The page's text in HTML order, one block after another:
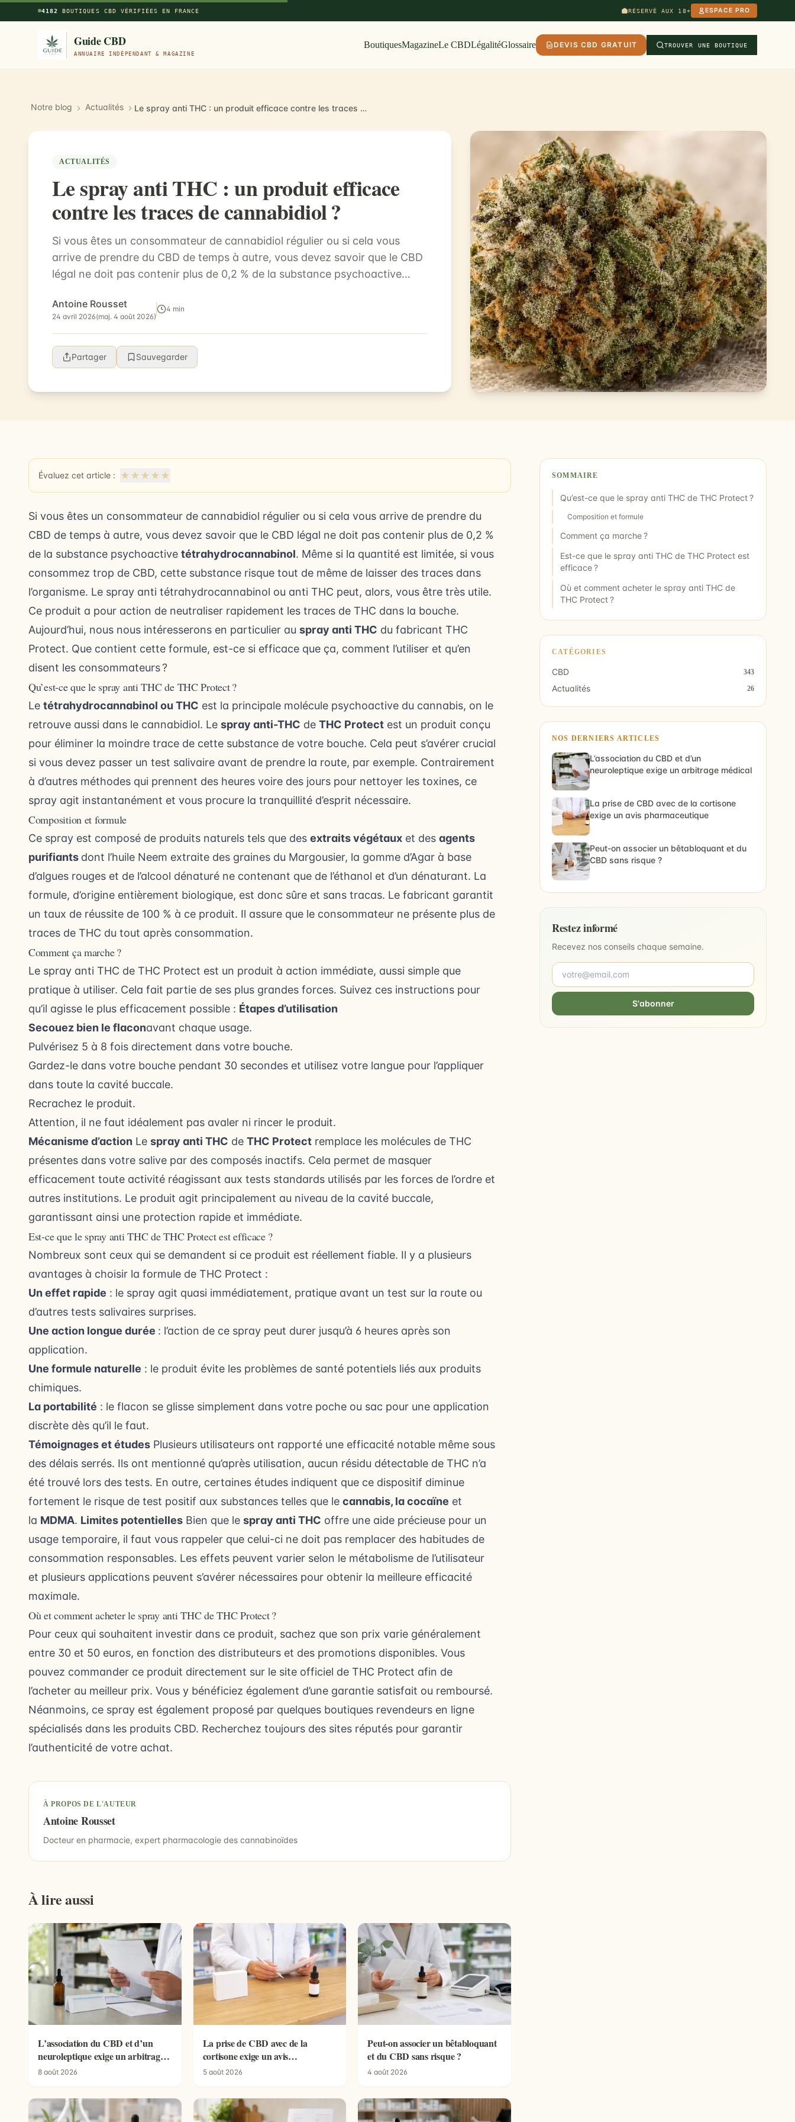
Aller au contenu principal
4182 BOUTIQUES CBD VÉRIFIÉES EN FRANCE RÉSERVÉ AUX 18+ ESPACE PRO
Guide CBD
ANNUAIRE INDÉPENDANT & MAGAZINE
BoutiquesMagazineLe CBDLégalitéGlossaire DEVIS CBD GRATUIT TROUVER UNE BOUTIQUE
Notre blog Actualités Le spray anti THC : un produit efficace contre les traces de cannabidiol ?
ACTUALITÉS
Le spray anti THC : un produit efficace
contre les traces de cannabidiol ?
Si vous êtes un consommateur de cannabidiol régulier ou si cela vous
arrive de prendre du CBD de temps à autre, vous devez savoir que le CBD
légal ne doit pas contenir plus de 0,2 % de la substance psychoactive
Antoine Rousset
24 avril 2026(maj. 4 août 2026)
4 min
Partager Sauvegarder
Évaluez cet article : ★ ★ ★ ★ ★
Si vous êtes un consommateur de cannabidiol régulier ou si cela vous arrive de prendre du
CBD de temps à autre, vous devez savoir que le CBD légal ne doit pas contenir plus de 0,2 %
de la substance psychoactive tétrahydrocannabinol. Même si la quantité est limitée, si vous
consommez trop de CBD, cette substance risque tout de même de laisser des traces dans
l’organisme. Le spray anti tétrahydrocannabinol ou anti THC peut, alors, vous être très utile.
Ce produit a pour action de neutraliser rapidement les traces de THC dans la bouche.
Aujourd’hui, nous nous intéresserons en particulier au spray anti THC du fabricant THC
Protect. Que contient cette formule, est-ce si efficace que ça, comment l’utiliser et qu’en
disent les consommateurs ?
Qu’est-ce que le spray anti THC de THC Protect ?
Le tétrahydrocannabinol ou THC est la principale molécule psychoactive du cannabis, on le
retrouve aussi dans le cannabidiol. Le spray anti-THC de THC Protect est un produit conçu
pour éliminer la moindre trace de cette substance de votre bouche. Cela peut s’avérer crucial
si vous devez passer un test salivaire avant de prendre la route, par exemple. Contrairement
à d’autres méthodes qui prennent des heures voire des jours pour nettoyer les toxines, ce
spray agit instantanément et vous procure la tranquillité d’esprit nécessaire.
Composition et formule
Ce spray est composé de produits naturels tels que des extraits végétaux et des agents
purifiants dont l’huile Neem extraite des graines du Margousier, la gomme d’Agar à base
d’algues rouges et de l’alcool dénaturé ne contenant que de l’éthanol et d’un dénaturant. La
formule, d’origine entièrement biologique, est donc sûre et sans tracas. Le fabricant garantit
un taux de réussite de 100 % à ce produit. Il assure que le consommateur ne présente plus de
traces de THC du tout après consommation.
Comment ça marche ?
Le spray anti THC de THC Protect est un produit à action immédiate, aussi simple que
pratique à utiliser. Cela fait partie de ses plus grandes forces. Suivez ces instructions pour
qu’il agisse le plus efficacement possible : Étapes d’utilisation
Secouez bien le flaconavant chaque usage.
Pulvérisez 5 à 8 fois directement dans votre bouche.
Gardez-le dans votre bouche pendant 30 secondes et utilisez votre langue pour l’appliquer
dans toute la cavité buccale.
Recrachez le produit.
Attention, il ne faut idéalement pas avaler ni rincer le produit.
Mécanisme d’action Le spray anti THC de THC Protect remplace les molécules de THC
présentes dans votre salive par des composés inactifs. Cela permet de masquer
efficacement toute activité réagissant aux tests standards utilisés par les forces de l’ordre et
autres institutions. Le produit agit principalement au niveau de la cavité buccale,
garantissant ainsi une protection rapide et immédiate.
Est-ce que le spray anti THC de THC Protect est efficace ?
Nombreux sont ceux qui se demandent si ce produit est réellement fiable. Il y a plusieurs
avantages à choisir la formule de THC Protect :
Un effet rapide : le spray agit quasi immédiatement, pratique avant un test sur la route ou
d’autres tests salivaires surprises.
Une action longue durée : l’action de ce spray peut durer jusqu’à 6 heures après son
application.
Une formule naturelle : le produit évite les problèmes de santé potentiels liés aux produits
chimiques.
La portabilité : le flacon se glisse simplement dans votre poche ou sac pour une application
discrète dès qu’il le faut.
Témoignages et études Plusieurs utilisateurs ont rapporté une efficacité notable même sous
des délais serrés. Ils ont mentionné qu’après utilisation, aucun résidu détectable de THC n’a
été trouvé lors des tests. En outre, certaines études indiquent que ce dispositif diminue
fortement le risque de test positif aux substances telles que le cannabis, la cocaïne et
la MDMA. Limites potentielles Bien que le spray anti THC offre une aide précieuse pour un
usage temporaire, il faut vous rappeler que celui-ci ne doit pas remplacer des habitudes de
consommation responsables. Les effets peuvent varier selon le métabolisme de l’utilisateur
et plusieurs applications peuvent s’avérer nécessaires pour obtenir la meilleure efficacité
maximale.
Où et comment acheter le spray anti THC de THC Protect ?
Pour ceux qui souhaitent investir dans ce produit, sachez que son prix varie généralement
entre 30 et 50 euros, en fonction des distributeurs et des promotions disponibles. Vous
pouvez commander ce produit directement sur le site officiel de THC Protect afin de
l’acheter au meilleur prix. Vous y bénéficiez également d’une garantie satisfait ou remboursé.
Néanmoins, ce spray est également proposé par quelques boutiques revendeurs en ligne
spécialisés dans les produits CBD. Recherchez toujours des sites réputés pour garantir
l’authenticité de votre achat.
À PROPOS DE L'AUTEUR
Antoine Rousset
Docteur en pharmacie, expert pharmacologie des cannabinoïdes
À lire aussi
L’association du CBD et d’un
neuroleptique exige un arbitrage
médical
8 août 2026
La prise de CBD avec de la
cortisone exige un avis
pharmaceutique
5 août 2026
Peut-on associer un bêtabloquant
et du CBD sans risque ?
4 août 2026
SOMMAIRE
Qu’est-ce que le spray anti THC de THC Protect ?
Composition et formule
Comment ça marche ?
Est-ce que le spray anti THC de THC Protect est
efficace ?
Où et comment acheter le spray anti THC de
THC Protect ?
CATÉGORIES
CBD 343
Actualités 26
NOS DERNIERS ARTICLES
L’association du CBD et d’un
neuroleptique exige un arbitrage médical
La prise de CBD avec de la cortisone
exige un avis pharmaceutique
Peut-on associer un bêtabloquant et du
CBD sans risque ?
Restez informé
Recevez nos conseils chaque semaine.
S'abonner